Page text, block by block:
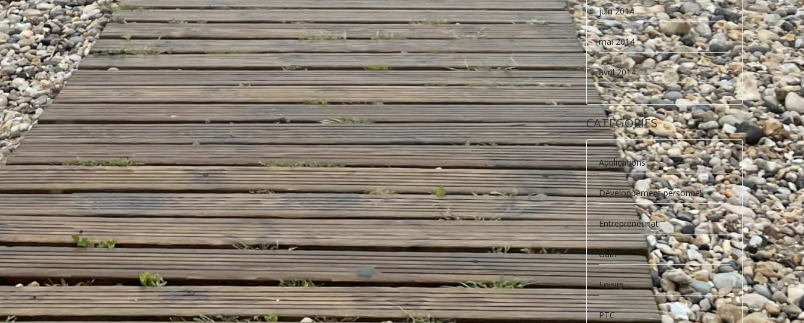
juin 2014
mai 2014
avril 2014
CATEGORIES
Applications
Développement personnel
Entrepreneuriat
Gain
Loisirs
PTC